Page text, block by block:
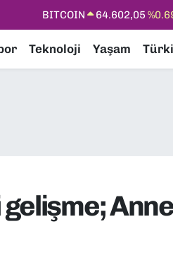
DOLAR 47,5986
STERLİN
64,2438
Teknoloji Yaşam